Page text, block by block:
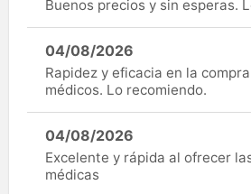
Buenos precios y sin esperas.
04/08/2026
Rapidez y eficacia en la
médicos. Lo recomiendo.
04/08/2026
Excelente y rápida al ofrecer
médicas